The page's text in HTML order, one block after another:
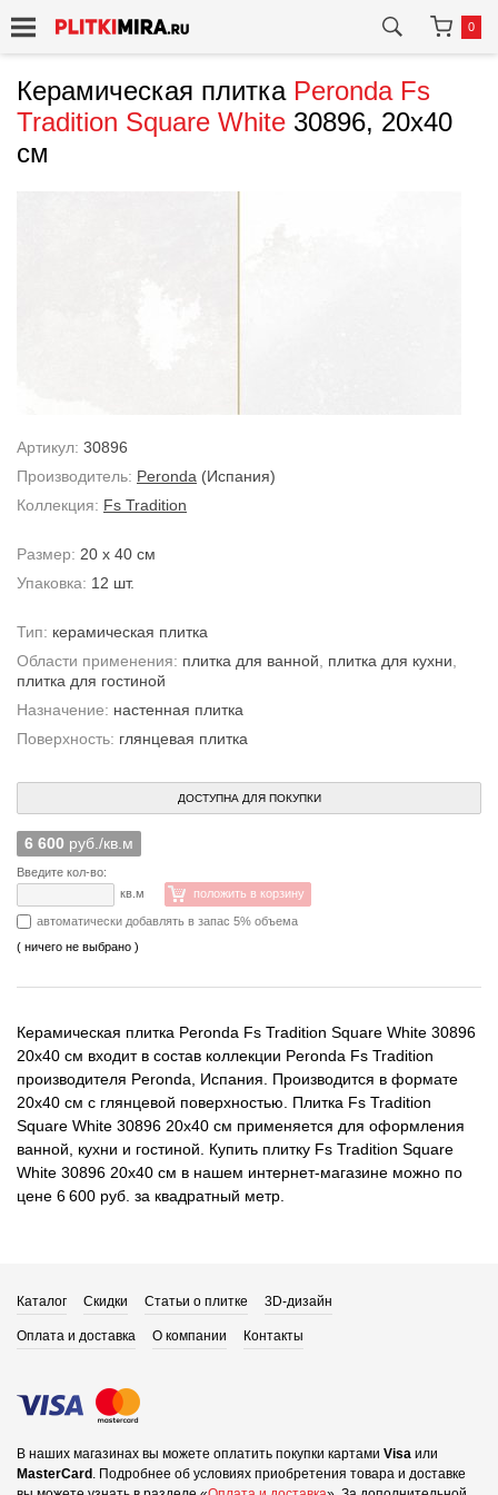
0
Керамическая плитка Peronda Fs
Tradition Square White 30896, 20x40
см
Артикул: 30896
Производитель: Peronda (Испания)
Коллекция: Fs Tradition
Размер: 20 x 40 см
Упаковка: 12 шт.
Тип: керамическая плитка
Области применения: плитка для ванной плитка для кухни
плитка для гостиной
Назначение: настенная плитка
Поверхность: глянцевая плитка
ДОСТУПНА ДЛЯ ПОКУПКИ
6 600 руб./кв.м
Введите кол-во:
кв.м
положить в корзину
автоматически добавлять в запас 5% объема
( ничего не выбрано )
Керамическая плитка Peronda Fs Tradition Square White 30896
20x40 см входит в состав коллекции Peronda Fs Tradition
производителя Peronda, Испания. Производится в формате
20x40 см с глянцевой поверхностью. Плитка Fs Tradition
Square White 30896 20x40 см применяется для оформления
ванной, кухни и гостиной. Купить плитку Fs Tradition Square
White 30896 20x40 см в нашем интернет-магазине можно по
цене 6 600 руб. за квадратный метр.
Каталог Скидки Статьи о плитке 3D-дизайн
Оплата и доставка О компании Контакты
В наших магазинах вы можете оплатить покупки картами Visa или
MasterCard . Подробнее об условиях приобретения товара и доставке